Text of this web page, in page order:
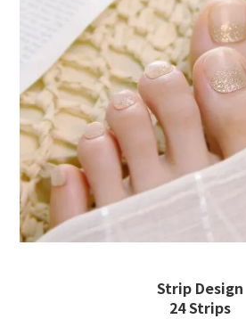
Strip Design
24 Strips